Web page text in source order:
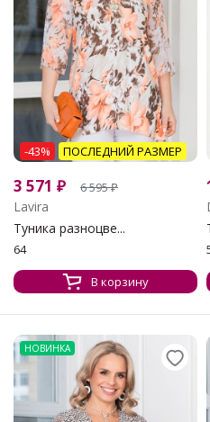
-43% ПОСЛЕДНИЙ РАЗМЕР
3 571 ₽ 6 595₽
Lavira
Туника разноцве...
64
В корзину
НОВИНКА